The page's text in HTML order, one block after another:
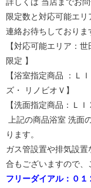
限定数と対応可能エ
連絡お待ちしておりま
【対応可能エリア：
限定 】
【浴室指定商品 ：Ｌ
ズ・ リノビオＶ】
【洗面指定商品：Ｌ
上記の商品浴室 洗面
ります。
ガス管設置や排気設
合もございますので、
フリーダイアル：０１